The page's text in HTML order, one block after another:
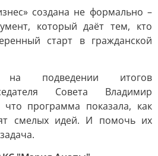
создана не формально –
который даёт тем, кто
старт в гражданской
на подведении итогов
Совета Владимир
программа показала, как
смелых идей. И помочь их